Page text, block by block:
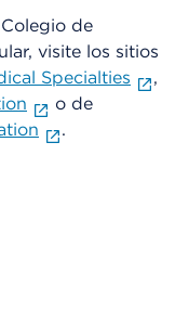
de
visite los sitios
Specialties
,
o de
.